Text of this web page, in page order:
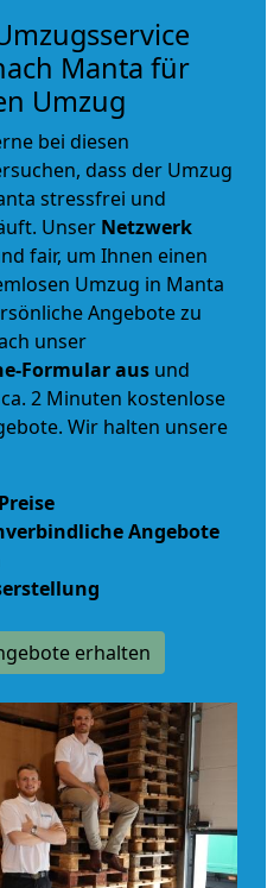
Manta für
Umzug
bei diesen
dass der Umzug
stressfrei und
Unser Netzwerk
fair, um Ihnen einen
Umzug in Manta
Angebote zu
unser
Formular aus und
2 Minuten kostenlose
Wir halten unsere
Angebote
erhalten